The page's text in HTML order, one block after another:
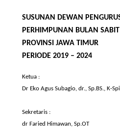
SUSUNAN DEWAN
PERHIMPUNAN BULAN
PROVINSI JAWA TIMUR
PERIODE 2019 – 2024
Ketua :
Dr Eko Agus Subagio, dr., Sp.BS., K-
Sekretaris :
dr Faried Himawan, Sp.OT